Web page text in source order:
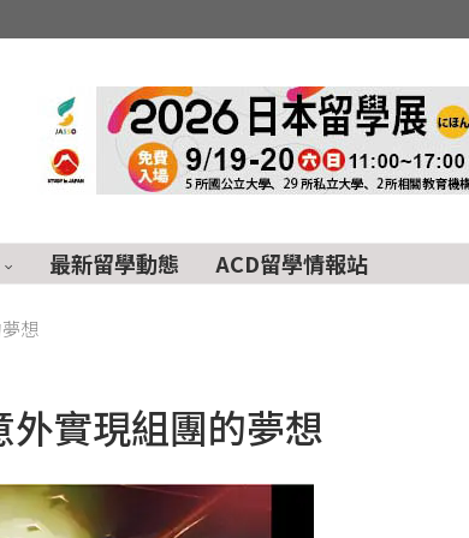
最新留學動態 ACD留學情報站
想
實現組團的夢想